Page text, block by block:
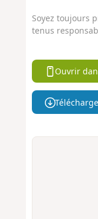
Soyez toujours
tenus
Ouvrir